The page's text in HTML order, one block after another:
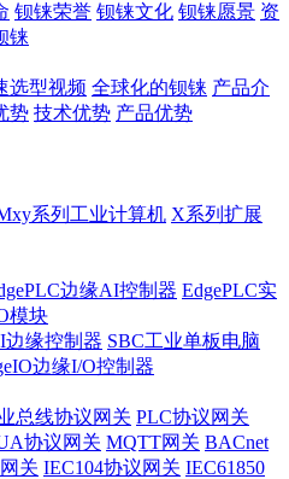
钡铼荣誉 钡铼文化 钡铼愿景 资
铼
选型视频 全球化的钡铼 产品介
势 技术优势 产品优势
系列工业计算机 X系列扩展
边缘AI控制器 EdgePLC实
模块
边缘控制器 SBC工业单板电脑
边缘I/O控制器
总线协议网关 PLC协议网关
协议网关 MQTT网关 BACnet
关 IEC104协议网关 IEC61850